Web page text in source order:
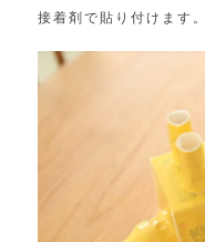
接着剤で貼り付けます。